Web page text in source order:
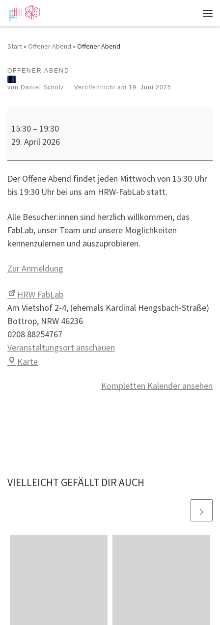
Zum Inhalt springen
Start» Offener Abend »Offener Abend
OFFENER ABEND
von Daniel Scholz Veröffentlicht am 19. Juni 2025
15:30 – 19:30
29. April 2026
Der Offene Abend findet jeden Mittwoch von 15:30 Uhr
bis 19:30 Uhr bei uns am HRW-FabLab statt.
Alle Besucher:innen sind herzlich willkommen, das
FabLab, unser Team und unsere Möglichkeiten
kennenzulernen und auszuprobieren.
Zur Anmeldung
HRW FabLab
Am Vietshof 2-4 (ehemals Kardinal Hengsbach-Straße)
Bottrop, NRW 46236
0208 88254767
Veranstaltungsort anschauen
KarteHRW FabLab
Kompletten Kalender ansehen
VIELLEICHT GEFÄLLT DIR AUCH